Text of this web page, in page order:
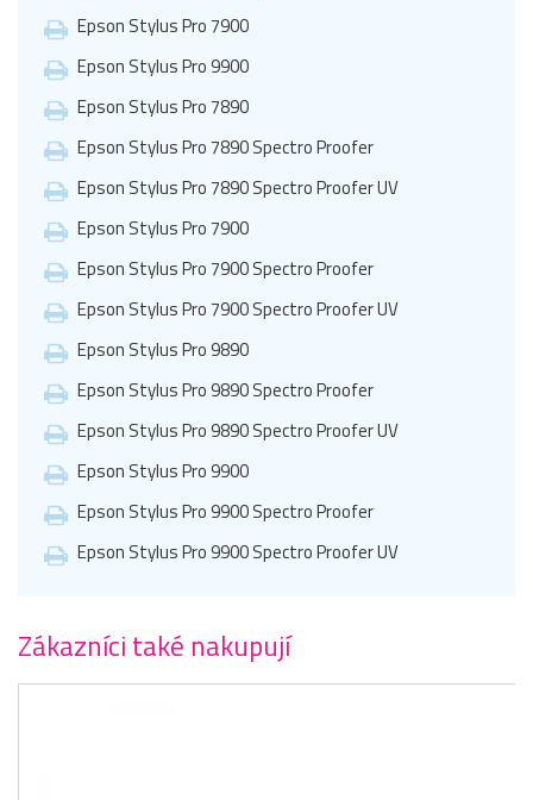
Epson Stylus Pro 7900
Epson Stylus Pro 9900
Epson Stylus Pro 7890
Epson Stylus Pro 7890 Spectro Proofer
Epson Stylus Pro 7890 Spectro Proofer UV
Epson Stylus Pro 7900
Epson Stylus Pro 7900 Spectro Proofer
Epson Stylus Pro 7900 Spectro Proofer UV
Epson Stylus Pro 9890
Epson Stylus Pro 9890 Spectro Proofer
Epson Stylus Pro 9890 Spectro Proofer UV
Epson Stylus Pro 9900
Epson Stylus Pro 9900 Spectro Proofer
Epson Stylus Pro 9900 Spectro Proofer UV
Zákazníci také nakupují